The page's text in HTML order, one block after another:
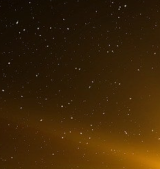
Il faut comprendre
Jordan Bardella.
Laurent Alexandre,
du Rassemblement
point de départ
l’intelligence
le Rassemblement
de Renew, la
Si la réglementation